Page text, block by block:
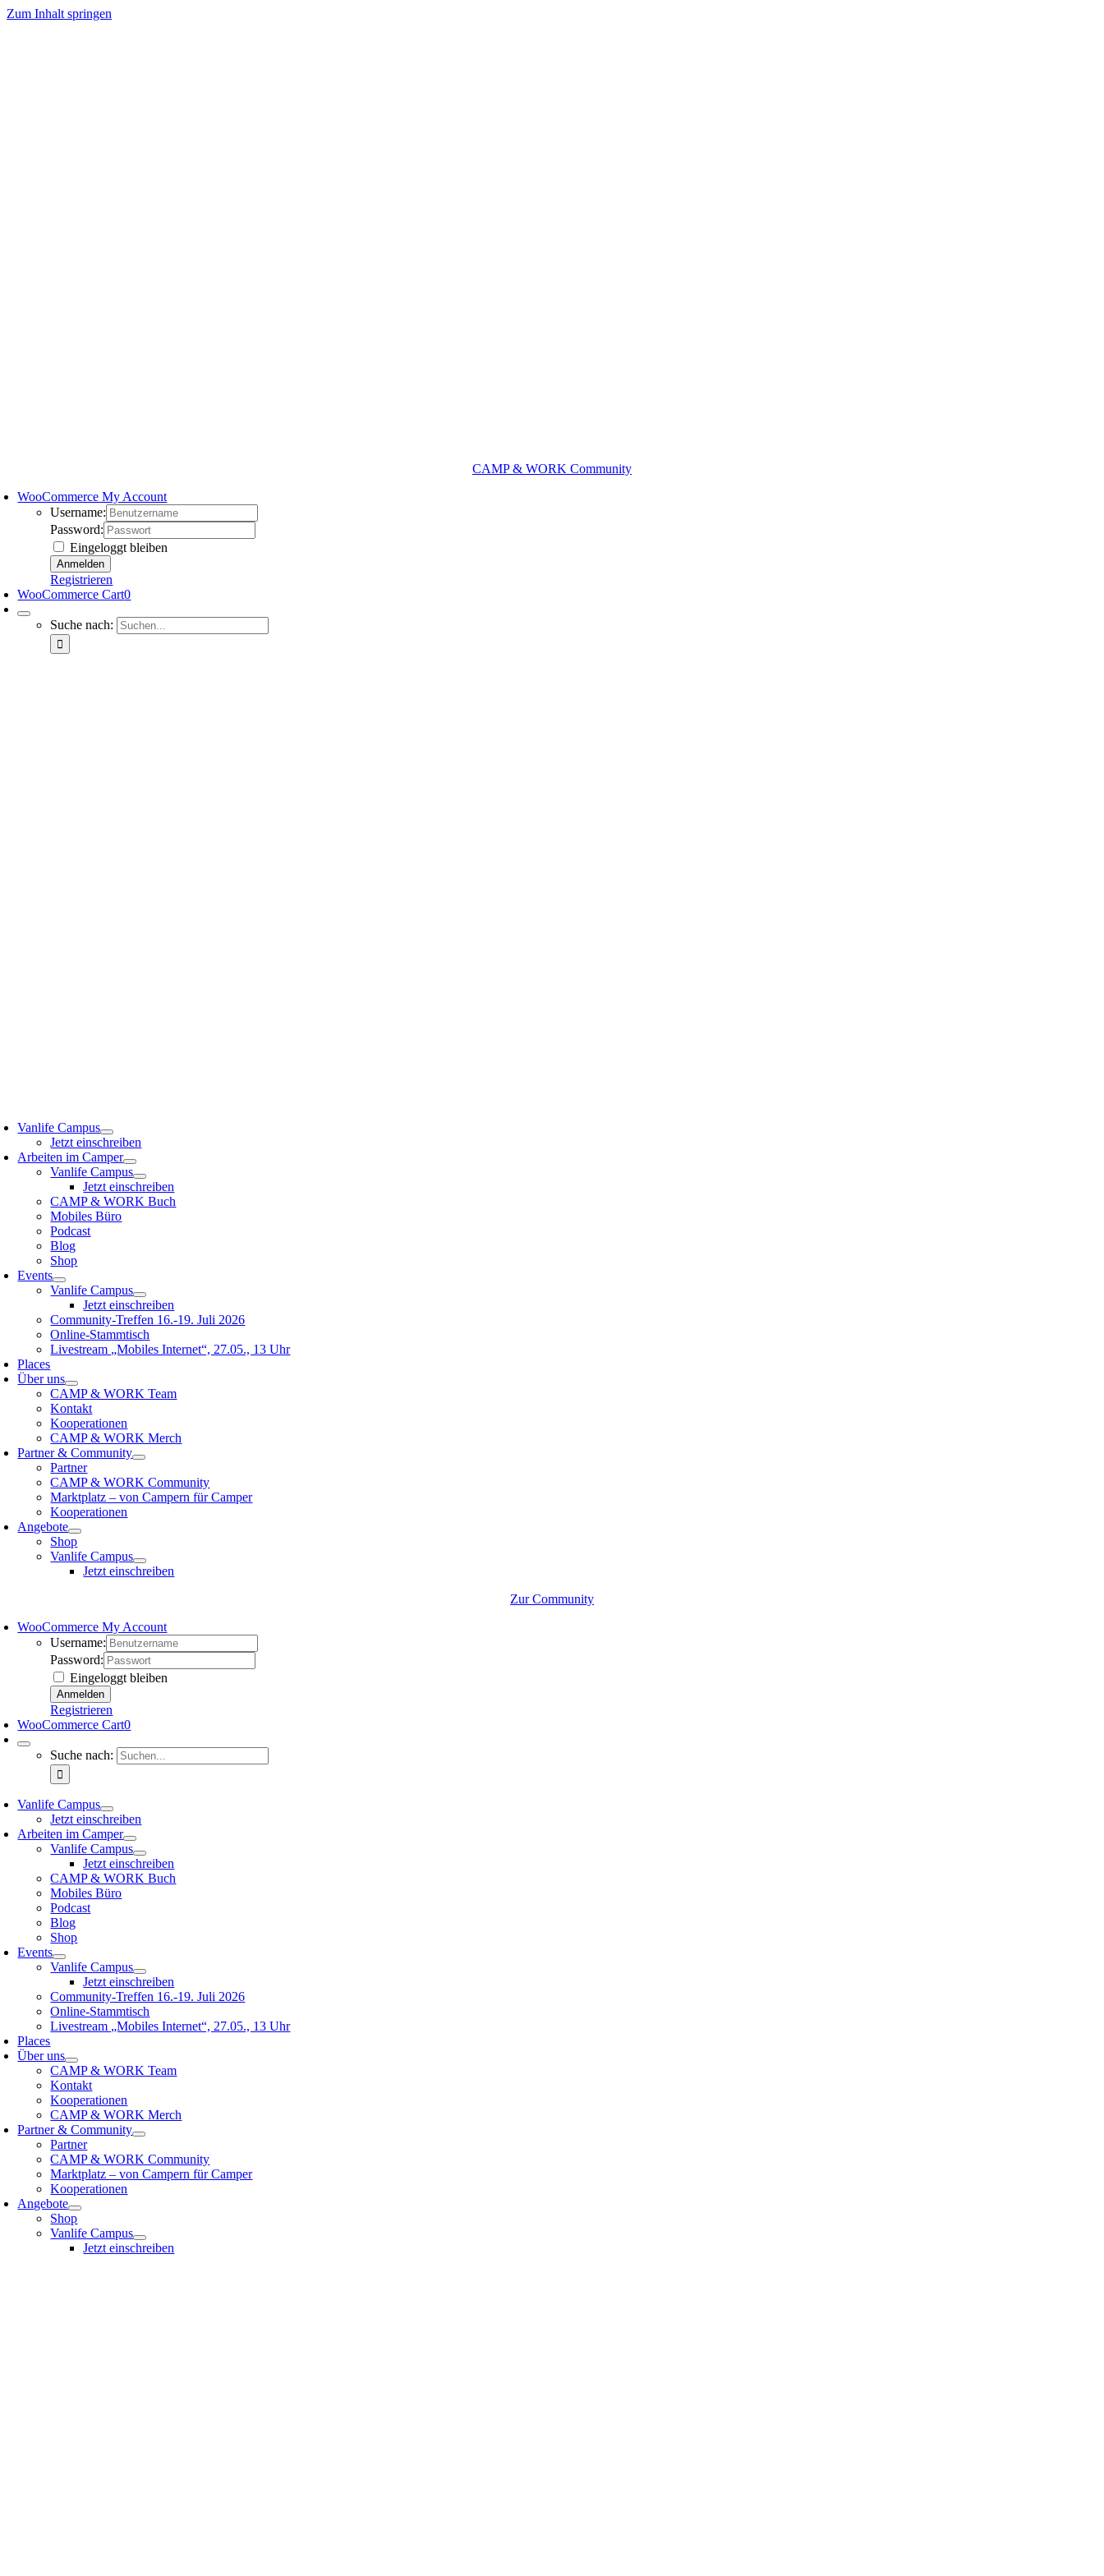
Zum Inhalt springen
CAMP & WORK Community
WooCommerce My Account
Username:
Password:
Eingeloggt bleiben
Registrieren
WooCommerce Cart0
Suche nach:
Vanlife Campus
Jetzt einschreiben
Arbeiten im Camper
Vanlife Campus
Jetzt einschreiben
CAMP & WORK Buch
Mobiles Büro
Podcast
Blog
Shop
Events
Vanlife Campus
Jetzt einschreiben
Community-Treffen 16.-19. Juli 2026
Online-Stammtisch
Livestream „Mobiles Internet“, 27.05., 13 Uhr
Places
Über uns
CAMP & WORK Team
Kontakt
Kooperationen
CAMP & WORK Merch
Partner & Community
Partner
CAMP & WORK Community
Marktplatz – von Campern für Camper
Kooperationen
Angebote
Shop
Vanlife Campus
Jetzt einschreiben
Zur Community
WooCommerce My Account
Username:
Password:
Eingeloggt bleiben
Registrieren
WooCommerce Cart0
Suche nach:
Vanlife Campus
Jetzt einschreiben
Arbeiten im Camper
Vanlife Campus
Jetzt einschreiben
CAMP & WORK Buch
Mobiles Büro
Podcast
Blog
Shop
Events
Vanlife Campus
Jetzt einschreiben
Community-Treffen 16.-19. Juli 2026
Online-Stammtisch
Livestream „Mobiles Internet“, 27.05., 13 Uhr
Places
Über uns
CAMP & WORK Team
Kontakt
Kooperationen
CAMP & WORK Merch
Partner & Community
Partner
CAMP & WORK Community
Marktplatz – von Campern für Camper
Kooperationen
Angebote
Shop
Vanlife Campus
Jetzt einschreiben